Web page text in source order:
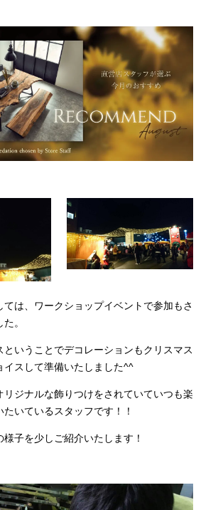
CHANNEL
ては、ワークショップイベントで参加もさ
。
ということでデコレーションもクリスマス
イスして準備いたしました^^
リジナルな飾りつけをされていていつも楽
たいているスタッフです！！
子を少しご紹介いたします！